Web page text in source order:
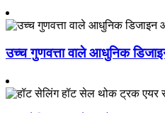
उच्च गुणवत्ता वाले आधुनिक